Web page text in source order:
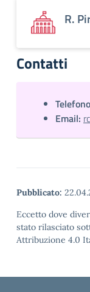
R.
Contatti
Email:
Pubblicato:
Eccetto dove
stato rilasciato
Attribuzione 4.0